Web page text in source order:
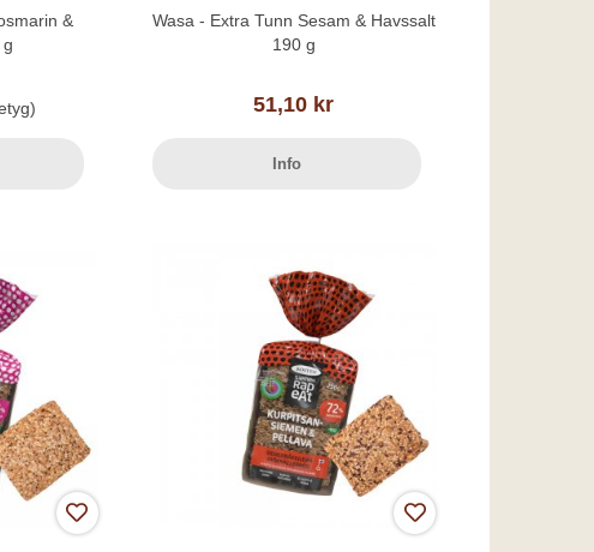
&
Wasa - Extra Tunn Sesam & Havssalt
190 g
51,10 kr
Info